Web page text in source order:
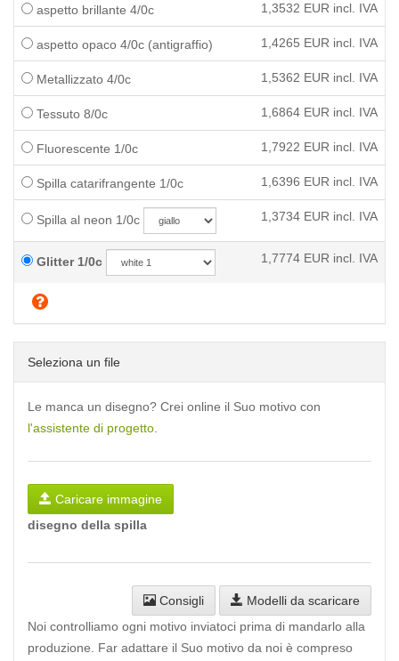
aspetto brillante 4/0c 1,3532 EUR incl. IVA
aspetto opaco 4/0c (antigraffio) 1,4265 EUR incl. IVA
Metallizzato 4/0c 1,5362 EUR incl. IVA
Tessuto 8/0c 1,6864 EUR incl. IVA
Fluorescente 1/0c 1,7922 EUR incl. IVA
Spilla catarifrangente 1/0c 1,6396 EUR incl. IVA
Spilla al neon 1/0c 1,3734 EUR incl. IVA
Glitter 1/0c 1,7774 EUR incl. IVA
Seleziona un file
Le manca un disegno? Crei online il Suo motivo con
l'assistente di progetto
Caricare immagine
disegno della spilla
Consigli
Modelli da scaricare
Noi controlliamo ogni motivo inviatoci prima di mandarlo alla
produzione. Far adattare il Suo motivo da noi è compreso